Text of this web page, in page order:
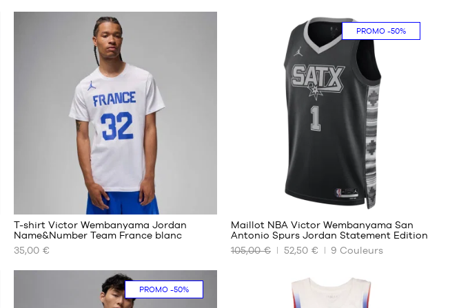
NOS
T-shirt Victor Wembanyama Jordan
Name&Number Team France blanc
35,00 €
PROMO -50%
NOS
127
Maillot NBA Victor Wembanyama San
Antonio Spurs Jordan Statement Edition
105,00 €
52,50 € 9 Couleurs
PROMO -50%